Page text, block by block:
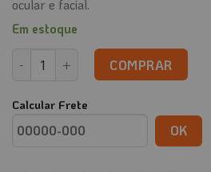
ocular e facial.
Em estoque
Almofada Facial Confort quantidade
COMPRAR
Calcular Frete
OK